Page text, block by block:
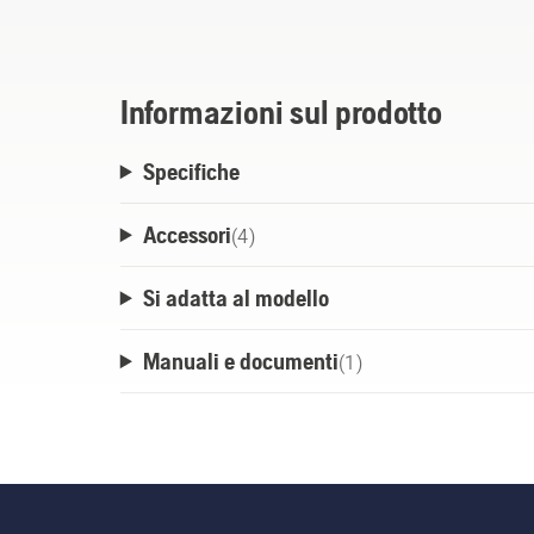
direttamente alla parete o agganciato
Informazioni sul prodotto
Specifiche
Accessori(4)
Si adatta al modello
Manuali e documenti(1 )